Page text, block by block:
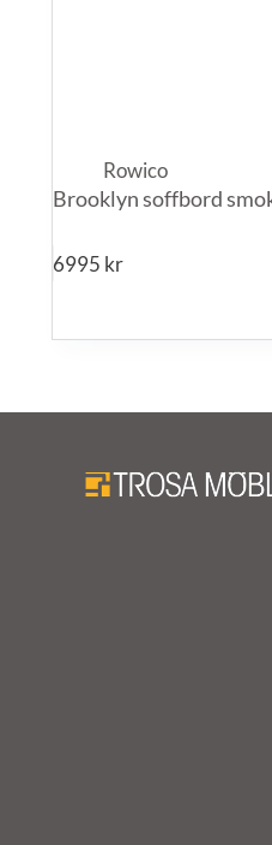
Rowico
Brooklyn soffbord
6995 kr